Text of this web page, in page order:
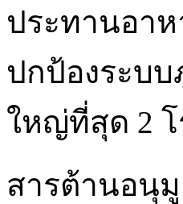
ประทานอา
ปกป้องระบ
ใหญ่ที่สุด 2
สารต้านอนุมู